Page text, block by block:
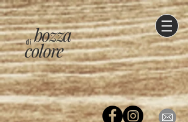
di
colore
bozza